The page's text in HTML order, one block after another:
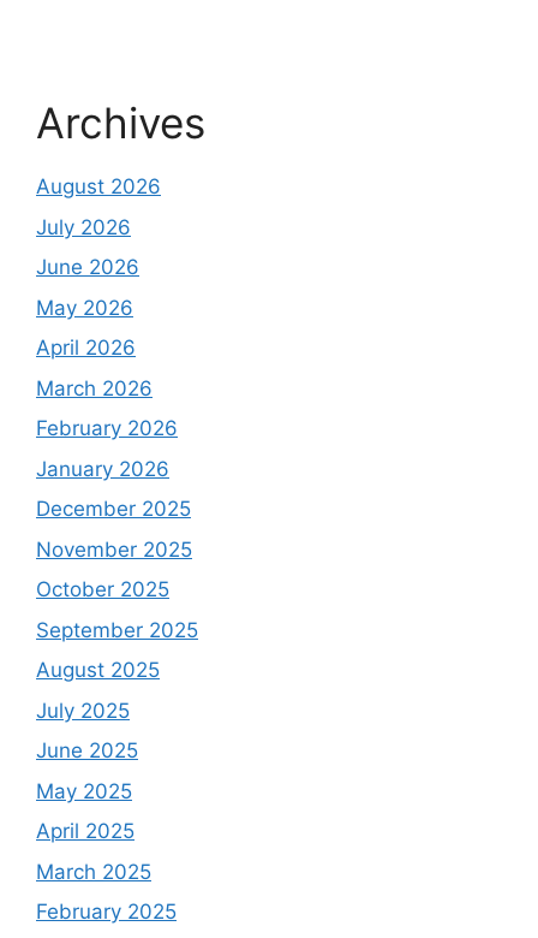
Archives
August 2026
July 2026
June 2026
May 2026
April 2026
March 2026
February 2026
January 2026
December 2025
November 2025
October 2025
September 2025
August 2025
July 2025
June 2025
May 2025
April 2025
March 2025
February 2025